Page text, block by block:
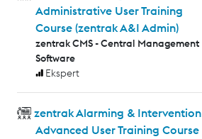
Administrative User Training
Course (zentrak A&I Admin)
zentrak CMS - Central Management
Software
Ekspert
zentrak Alarming & Intervention
Advanced User Training Course